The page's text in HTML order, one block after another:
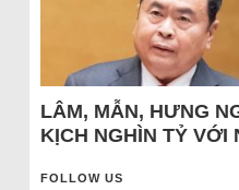
LÂM, MẪN, HƯNG
KỊCH NGHÌN TỶ VỚI
FOLLOW US